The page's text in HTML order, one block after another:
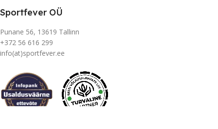
Sportfever OÜ
Punane 56, 13619 Tallinn
+372 56 616 299
info(at)sportfever.ee